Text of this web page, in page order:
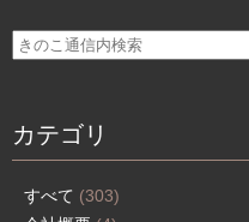
カテゴリ
すべて (303)